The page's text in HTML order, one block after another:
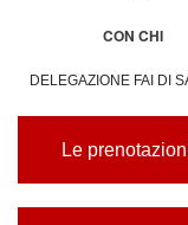
CON CHI
DELEGAZIONE FAI DI
Le